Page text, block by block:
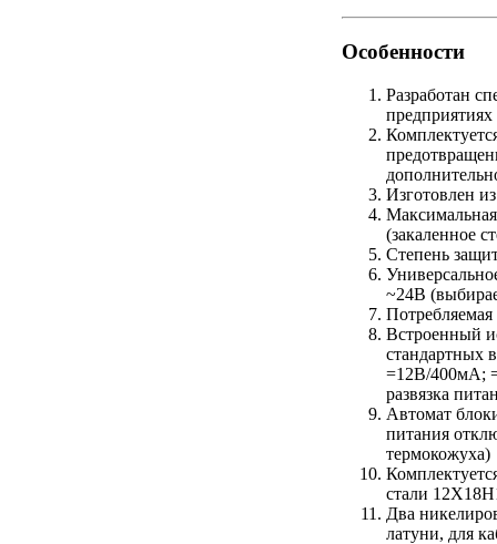
Особенности
Разработан
предприятиях
Изготовлен
(закаленное
Степень
~24В
Встроенный
стандартных
=12В/400мА;
развязка
Автомат
питания
термокожуха)
стали
Два
латуни, для